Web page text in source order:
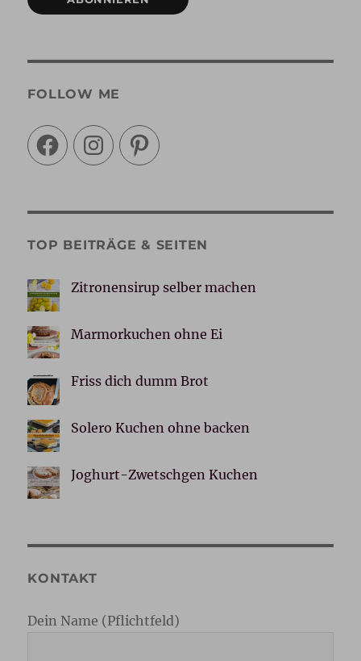
FOLLOW ME
FacebookInstagramPinterest
TOP BEITRÄGE & SEITEN
Zitronensirup selber machen
Marmorkuchen ohne Ei
Friss dich dumm Brot
Solero Kuchen ohne backen
Joghurt-Zwetschgen Kuchen
KONTAKT
Dein Name (Pflichtfeld)